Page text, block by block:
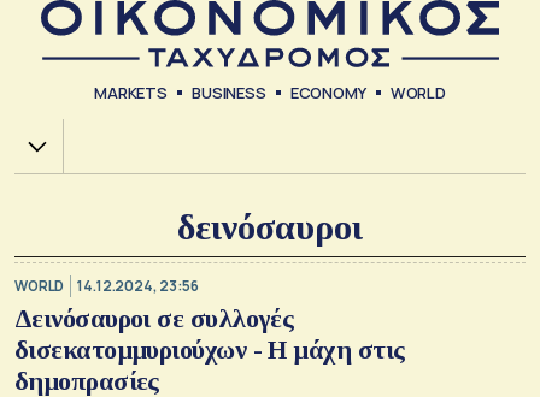
MARKETS BUSINESS ECONOMY WORLD
Χ.Α.
δεινόσαυροι
WORLD 14.12.2024, 23:56
Δεινόσαυροι σε συλλογές
δισεκατομμυριούχων - Η μάχη στις
δημοπρασίες